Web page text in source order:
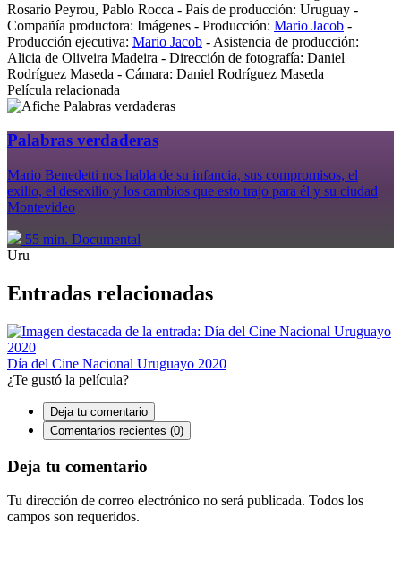
Rosario Peyrou, Pablo Rocca - País de producción: Uruguay -
Compañía productora: Imágenes - Producción: Mario Jacob -
Producción ejecutiva: Mario Jacob - Asistencia de producción:
Alicia de Oliveira Madeira - Dirección de fotografía: Daniel
Rodríguez Maseda - Cámara: Daniel Rodríguez Maseda
Película relacionada
Palabras verdaderas
Mario Benedetti nos habla de su infancia, sus compromisos, el
exilio, el desexilio y los cambios que esto trajo para él y su ciudad
Montevideo
55 min. Documental
Uru
Entradas relacionadas
Día del Cine Nacional Uruguayo 2020
¿Te gustó la película?
Deja tu comentario
Comentarios recientes (0)
Deja tu comentario
Tu dirección de correo electrónico no será publicada. Todos los
campos son requeridos.